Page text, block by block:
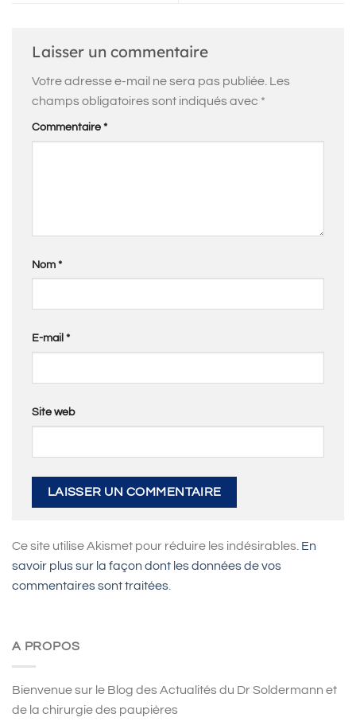
Laisser un commentaire
Votre adresse e-mail ne sera pas publiée. Les
champs obligatoires sont indiqués avec *
Commentaire *
Nom *
E-mail *
Site web
Ce site utilise Akismet pour réduire les indésirables. En
savoir plus sur la façon dont les données de vos
commentaires sont traitées.
A PROPOS
Bienvenue sur le Blog des Actualités du Dr Soldermann et
de la chirurgie des paupières